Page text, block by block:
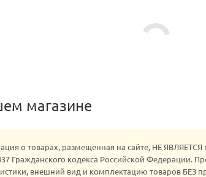
магазине
о товарах, размещенная на сайте, НЕ
Гражданского кодекса Российской Федерации.
внешний вид и комплектацию товаров БЕЗ